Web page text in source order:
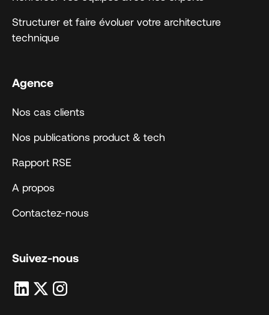
Structurer et faire évoluer votre architecture
technique
Agence
Nos cas clients
Nos publications product & tech
Rapport RSE
A propos
Contactez-nous
Suivez-nous